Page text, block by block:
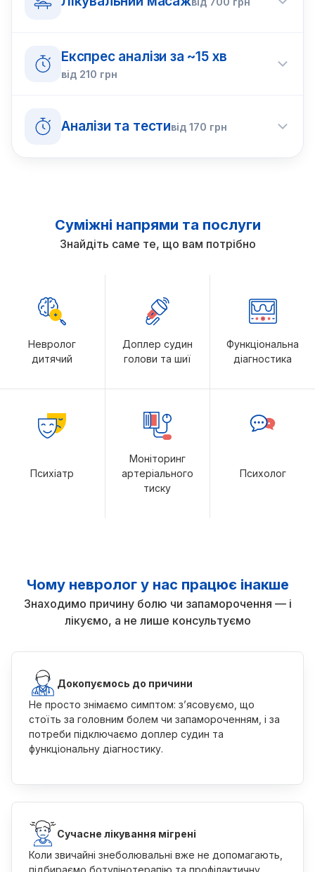
Експрес аналізи за ~15 хв
від 210 грн
Аналізи та тестивід 170 грн
Суміжні напрями та послуги
Знайдіть саме те, що вам потрібно
Невролог
дитячий
Доплер судин
голови та шиї
Функціональна
діагностика
Психіатр
Моніторинг
артеріального
тиску
Психолог
Чому невролог у нас працює інакше
Знаходимо причину болю чи запаморочення — і
лікуємо, а не лише консультуємо
Докопуємось до причини
Не просто знімаємо симптом: з’ясовуємо, що
стоїть за головним болем чи запамороченням, і за
потреби підключаємо доплер судин та
функціональну діагностику.
Сучасне лікування мігрені
Коли звичайні знеболювальні вже не допомагають,
підбираємо ботулінотерапію та профілактичну